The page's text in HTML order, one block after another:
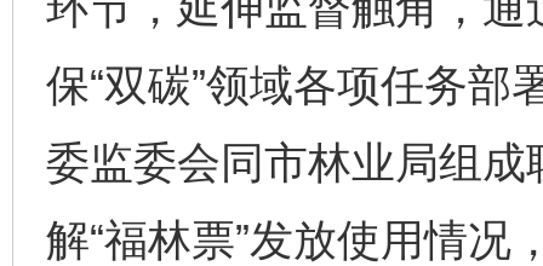
保“双碳”领域各项任务部
委监委会同市林业局组
解“福林票”发放使用情况